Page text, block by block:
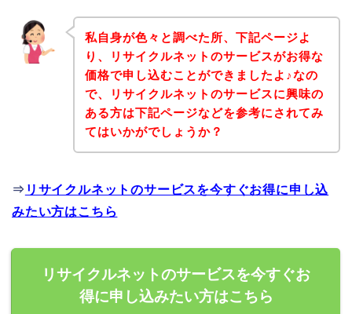
私自身が色々と調べた所、下記ページよ
り、リサイクルネットのサービスがお得な
価格で申し込むことができましたよ♪なの
で、リサイクルネットのサービスに興味の
ある方は下記ページなどを参考にされてみ
てはいかがでしょうか？
⇒ リサイクルネットのサービスを今すぐお得に申し込
みたい方はこちら
リサイクルネットのサービスを今すぐお
得に申し込みたい方はこちら